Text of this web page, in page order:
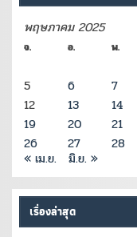
พฤษภาคม 2025
จ. อ. พ.
5
6 7
12
13 14
19
20 21
26
27 28
« เม.ย. มิ.ย. »
เรื่องล่าสุด